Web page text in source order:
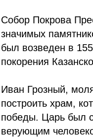
Собор Покрова
значимых
был возведен в
покорения
Иван Грозный,
построить храм,
победы. Царь был
верующим